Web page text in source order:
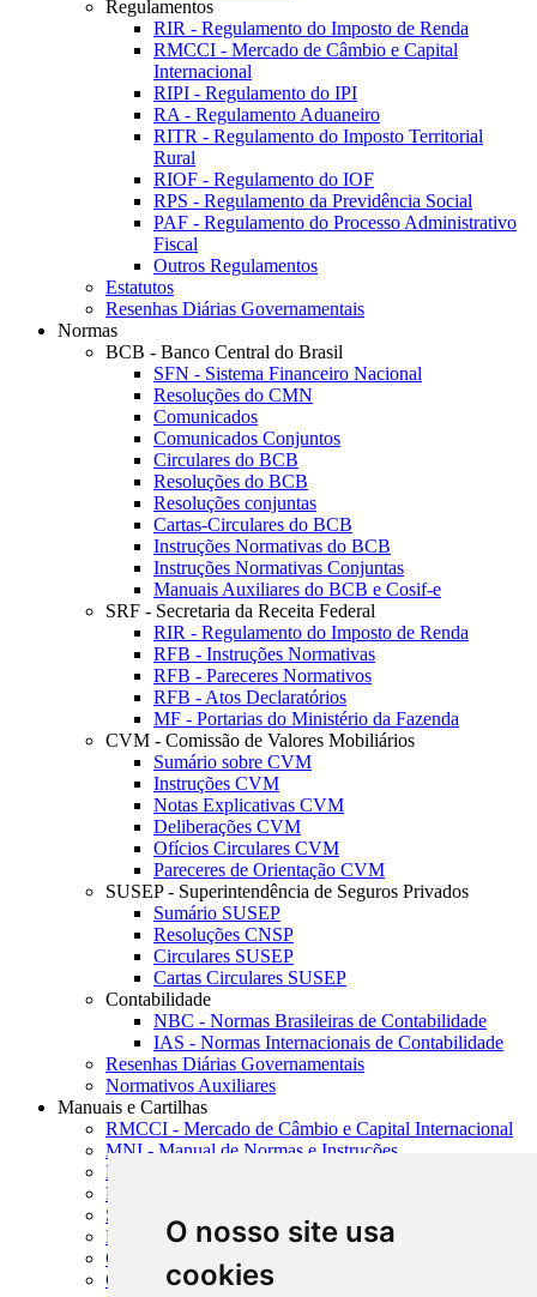
O nosso site usa
cookies
Regulamentos
RIR - Regulamento do Imposto de Renda
RMCCI - Mercado de Câmbio e Capital
Internacional
RIPI - Regulamento do IPI
RA - Regulamento Aduaneiro
RITR - Regulamento do Imposto Territorial
Rural
RIOF - Regulamento do IOF
RPS - Regulamento da Previdência Social
PAF - Regulamento do Processo Administrativo
Fiscal
Outros Regulamentos
Estatutos
Resenhas Diárias Governamentais
Normas
BCB - Banco Central do Brasil
SFN - Sistema Financeiro Nacional
Resoluções do CMN
Comunicados
Comunicados Conjuntos
Circulares do BCB
Resoluções do BCB
Resoluções conjuntas
Cartas-Circulares do BCB
Instruções Normativas do BCB
Instruções Normativas Conjuntas
Manuais Auxiliares do BCB e Cosif-e
SRF - Secretaria da Receita Federal
RIR - Regulamento do Imposto de Renda
RFB - Instruções Normativas
RFB - Pareceres Normativos
RFB - Atos Declaratórios
MF - Portarias do Ministério da Fazenda
CVM - Comissão de Valores Mobiliários
Sumário sobre CVM
Instruções CVM
Notas Explicativas CVM
Deliberações CVM
Ofícios Circulares CVM
Pareceres de Orientação CVM
SUSEP - Superintendência de Seguros Privados
Sumário SUSEP
Resoluções CNSP
Circulares SUSEP
Cartas Circulares SUSEP
Contabilidade
NBC - Normas Brasileiras de Contabilidade
IAS - Normas Internacionais de Contabilidade
Resenhas Diárias Governamentais
Normativos Auxiliares
Manuais e Cartilhas
RMCCI - Mercado de Câmbio e Capital Internacional
MNI - Manual de Normas e Instruções
MTVM - Manual de Títulos e Valores Mobiliários
MCR - Manual de Crédito Rural
SISORF - Manual de Organização do SFN
MASUP - Manual de Supervisão Bancária
CADOC - Catálogo de Documentos
CNAE-CONCLA - Classificação Nacional de